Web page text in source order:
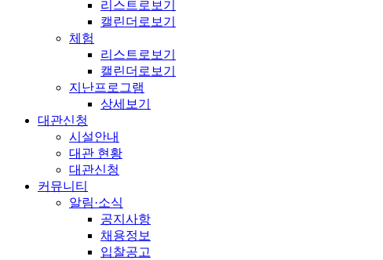
리스트로보기
캘린더로보기
체험
리스트로보기
캘린더로보기
지난프로그램
상세보기
대관신청
시설안내
대관 현황
대관신청
커뮤니티
알림·소식
공지사항
채용정보
입찰공고